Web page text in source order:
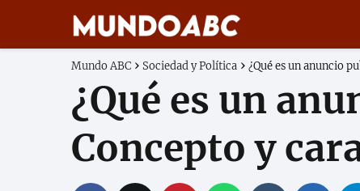
Mundo ABC Sociedad y Política ¿Qué es un anuncio
¿Qué es un
Concepto y